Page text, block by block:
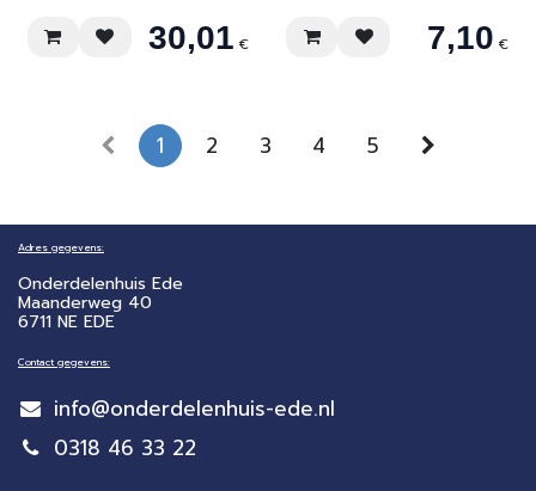
30,01 € 7,10 €
1 2 3 4 5
Adres gegevens:
Onderdelenhuis Ede
Maanderweg 40
6711 NE EDE
Contact gegevens:
info@onderdelenhuis-ede.nl
0318 46 33 22